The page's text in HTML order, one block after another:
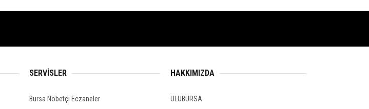
SERVİSLER
Bursa Nöbetçi Eczaneler
HAKKIMIZDA
ULUBURSA